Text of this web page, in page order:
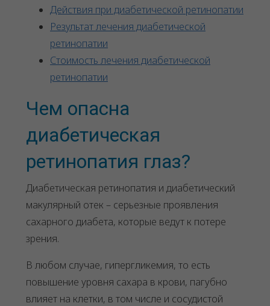
Действия при диабетической ретинопатии
Результат лечения диабетической
ретинопатии
Стоимость лечения диабетической
ретинопатии
Чем опасна
диабетическая
ретинопатия глаз?
Диабетическая ретинопатия и диабетический
макулярный отек – серьезные проявления
сахарного диабета, которые ведут к потере
зрения.
В любом случае, гипергликемия, то есть
повышение уровня сахара в крови, пагубно
влияет на клетки, в том числе и сосудистой